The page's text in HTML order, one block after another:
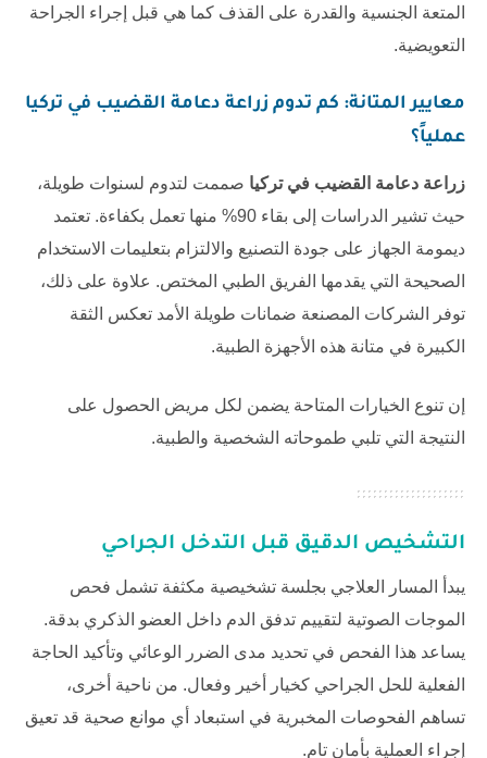
المتعة الجنسية والقدرة على القذف كما هي قبل إجراء الجراحة
التعويضية.
معايير المتانة: كم تدوم زراعة دعامة القضيب في تركيا
عملياً؟
زراعة دعامة القضيب في تركيا صممت لتدوم لسنوات طويلة،
حيث تشير الدراسات إلى بقاء 90% منها تعمل بكفاءة. تعتمد
ديمومة الجهاز على جودة التصنيع والالتزام بتعليمات الاستخدام
الصحيحة التي يقدمها الفريق الطبي المختص. علاوة على ذلك،
توفر الشركات المصنعة ضمانات طويلة الأمد تعكس الثقة
الكبيرة في متانة هذه الأجهزة الطبية.
إن تنوع الخيارات المتاحة يضمن لكل مريض الحصول على
النتيجة التي تلبي طموحاته الشخصية والطبية.
التشخيص الدقيق قبل التدخل الجراحي
يبدأ المسار العلاجي بجلسة تشخيصية مكثفة تشمل فحص
الموجات الصوتية لتقييم تدفق الدم داخل العضو الذكري بدقة.
يساعد هذا الفحص في تحديد مدى الضرر الوعائي وتأكيد الحاجة
الفعلية للحل الجراحي كخيار أخير وفعال. من ناحية أخرى،
تساهم الفحوصات المخبرية في استبعاد أي موانع صحية قد تعيق
إجراء العملية بأمان تام.